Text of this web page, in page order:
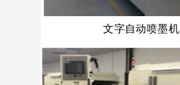
文字自动喷墨机